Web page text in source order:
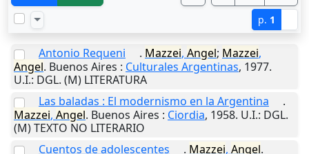
p. 1
Antonio Requeni . Mazzei, Angel; Mazzei,
Angel. Buenos Aires : Culturales Argentinas, 1977.
U.I.: DGL. (M) LITERATURA
Las baladas : El modernismo en la Argentina
.
Mazzei, Angel. Buenos Aires : Ciordia, 1958. U.I.: DGL.
(M) TEXTO NO LITERARIO
Cuentos de adolescentes
. Mazzei, Angel.